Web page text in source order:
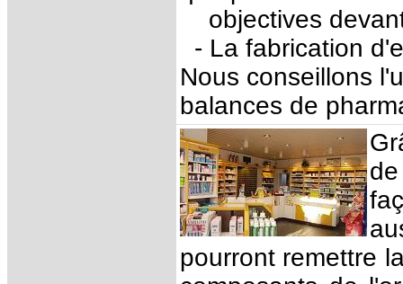
objectives
- La fabrication
Nous conseillons
balances de
pourront remettre